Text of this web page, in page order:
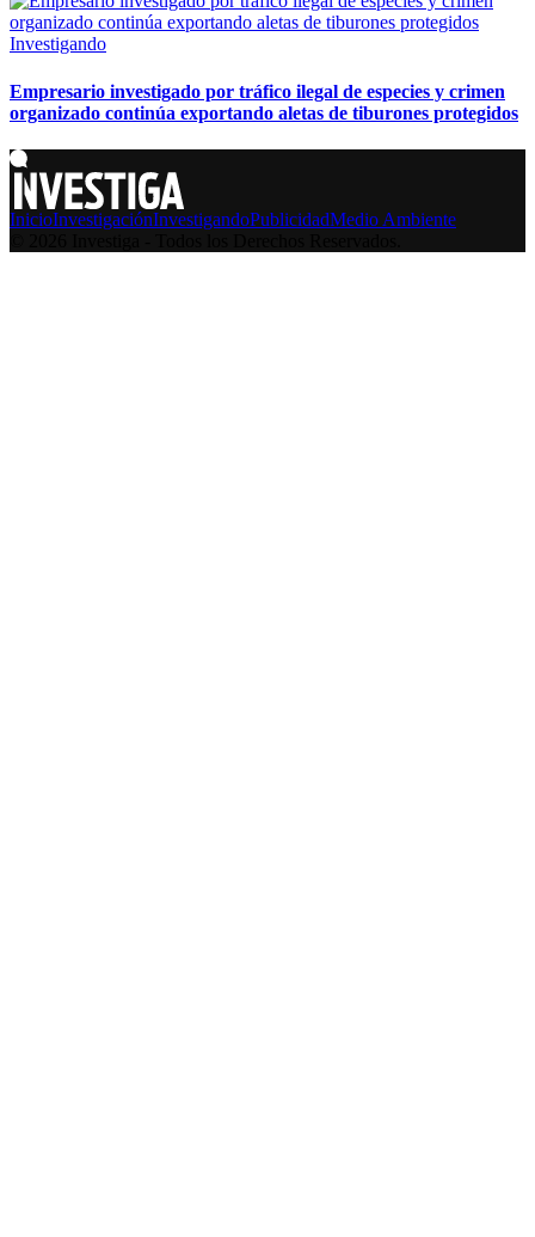
Investigando
Empresario investigado por tráfico ilegal de especies y crimen
organizado continúa exportando aletas de tiburones protegidos
InicioInvestigaciónInvestigandoPublicidadMedio Ambiente